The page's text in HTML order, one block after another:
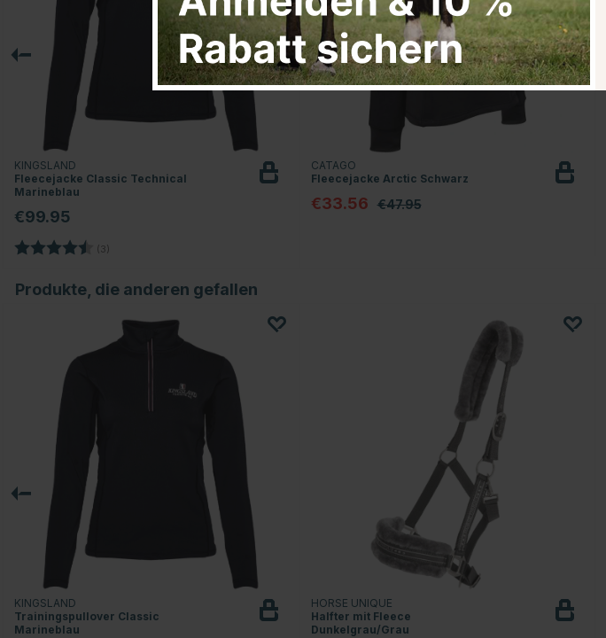
KINGSLAND
Fleecejacke Classic Technical
Marineblau
€99.95
Bewertung: (3)
CATAGO
Fleecejacke Arctic Schwarz
€33.56 €47.95
Produkte, die anderen gefallen
KINGSLAND
Trainingspullover Classic
Marineblau
HORSE UNIQUE
Halfter mit Fleece
Dunkelgrau/Grau